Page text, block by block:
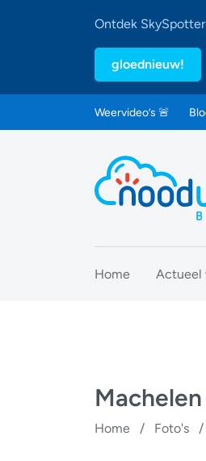
Ontdek
gloednieuw!
Weervideo’s 🚨
Home Actueel
Home / Foto's /